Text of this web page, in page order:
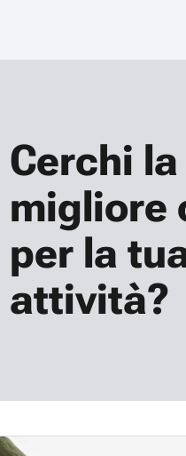
Cerchi la
migliore
per la
attività?